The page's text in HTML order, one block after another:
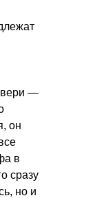
—
он
в
сразу
но и